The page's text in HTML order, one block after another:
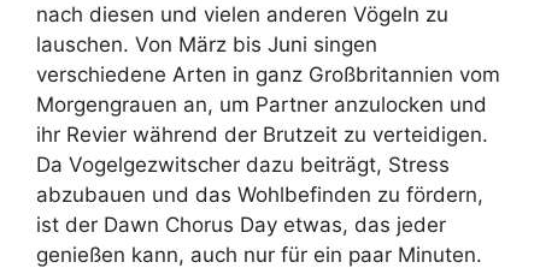
nach diesen und vielen anderen Vögeln zu
lauschen. Von März bis Juni singen
verschiedene Arten in ganz Großbritannien vom
Morgengrauen an, um Partner anzulocken und
ihr Revier während der Brutzeit zu verteidigen.
Da Vogelgezwitscher dazu beiträgt, Stress
abzubauen und das Wohlbefinden zu fördern,
ist der Dawn Chorus Day etwas, das jeder
genießen kann, auch nur für ein paar Minuten.